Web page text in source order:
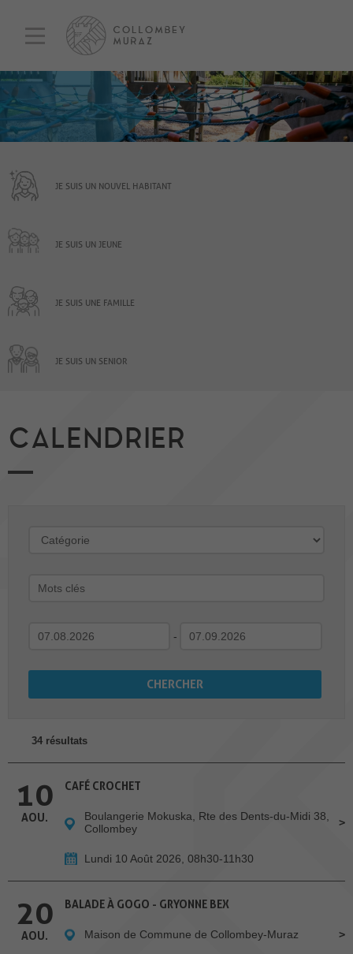
JE SUIS UN NOUVEL HABITANT
JE SUIS UN JEUNE
JE SUIS UNE FAMILLE
JE SUIS UN SENIOR
CALENDRIER
-
34 résultats
10
AOU.
CAFÉ CROCHET
Boulangerie Mokuska, Rte des Dents-du-Midi 38,
Collombey
Lundi 10 Août 2026, 08h30-11h30
20
AOU.
BALADE À GOGO - GRYONNE BEX
Maison de Commune de Collombey-Muraz